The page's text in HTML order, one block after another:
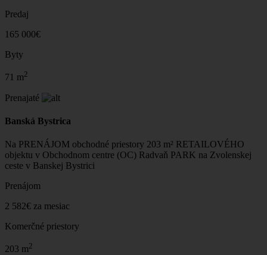
Predaj
165 000€
Byty
71 m2
Prenajaté
Banská Bystrica
Na PRENÁJOM obchodné priestory 203 m² RETAILOVÉHO
objektu v Obchodnom centre (OC) Radvaň PARK na Zvolenskej
ceste v Banskej Bystrici
Prenájom
2 582€ za mesiac
Komerčné priestory
203 m2